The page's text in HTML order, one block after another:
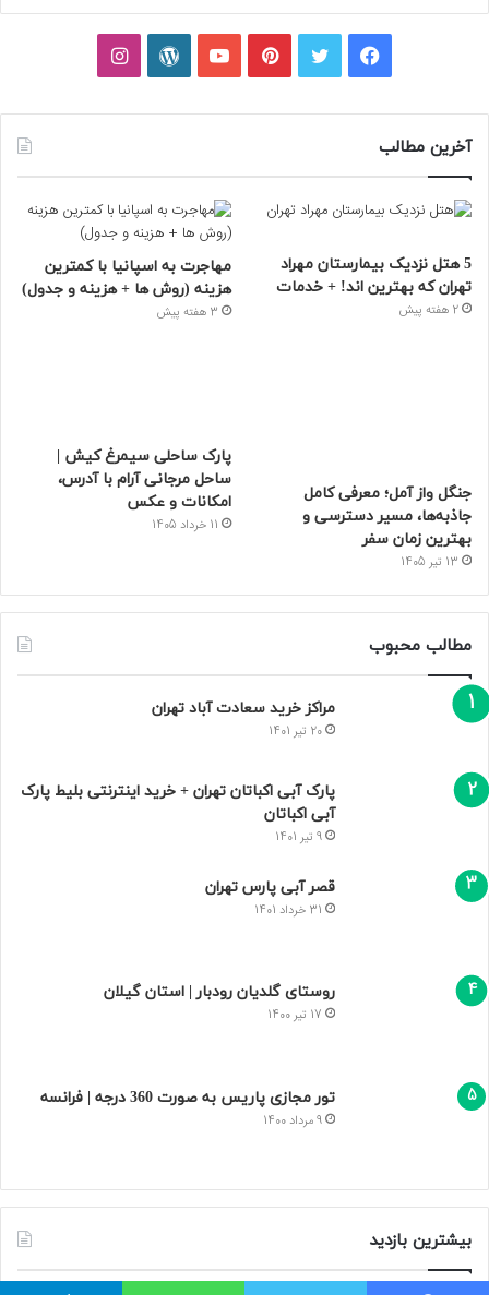
فیسبوکتوییترپینتریستیوتیوبوردپرساینستاگرام
آخرین مطالب
5 هتل نزدیک بیمارستان مهراد
تهران که بهترین‌ اند! + خدمات
2 هفته پیش
مهاجرت به اسپانیا با کمترین
هزینه (روش ها + هزینه و جدول)
3 هفته پیش
جنگل واز آمل؛ معرفی کامل
جاذبه‌ها، مسیر دسترسی و
بهترین زمان سفر
13 تیر 1405
پارک ساحلی سیمرغ کیش |
ساحل مرجانی آرام با آدرس،
امکانات و عکس
11 خرداد 1405
مطالب محبوب
مراکز خرید سعادت‌ آباد تهران
20 تیر 1401
پارک آبی اکباتان تهران + خرید اینترنتی بلیط پارک
آبی اکباتان
9 تیر 1401
قصر آبی پارس تهران
31 خرداد 1401
روستای گلدیان رودبار | استان گیلان
17 تیر 1400
تور مجازی پاریس به صورت 360 درجه | فرانسه
9 مرداد 1400
بیشترین بازدید